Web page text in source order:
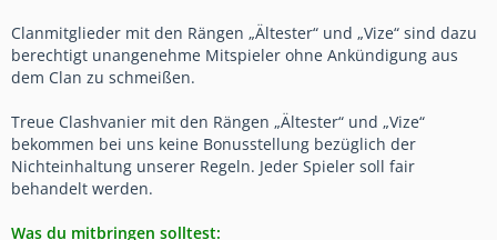
Clanmitglieder mit den Rängen „Ältester“ und „Vize“ sind dazu
berechtigt unangenehme Mitspieler ohne Ankündigung aus
dem Clan zu schmeißen.
Treue Clashvanier mit den Rängen „Ältester“ und „Vize“
bekommen bei uns keine Bonusstellung bezüglich der
Nichteinhaltung unserer Regeln. Jeder Spieler soll fair
behandelt werden.
Was du mitbringen solltest: